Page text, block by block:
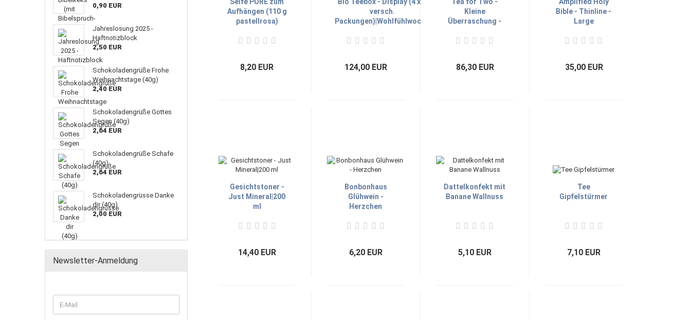
Aufhängen (110 g
pastellrosa)
8,20 EUR
versch.
Packungen)|Wohlfühlwoche
ein Kännchen Tee
124,00 EUR
Kleine
Überraschung -
mit je 2
1 farbigen
86,30 EUR
Bible - Thinline -
Large
Hardback
35,00 EUR
Gesichtstoner -
Just Mineral|200
ml
14,40 EUR
Bonbonhaus
Glühwein -
Herzchen
6,20 EUR
Dattelkonfekt mit
Banane Wallnuss
5,10 EUR
Tee
Gipfelstürmer
7,10 EUR
0,90 EUR
Jahreslosung 2025 -
Haftnotizblock
2,50 EUR
Schokoladengrüße Frohe
Weihnachtstage (40g)
2,40 EUR
Schokoladengrüße Gottes
Segen (40g)
2,64 EUR
Schokoladengrüße Schafe
(40g)
2,64 EUR
Schokoladengrüsse Danke
dir (40g)
2,00 EUR
Newsletter-Anmeldung